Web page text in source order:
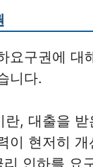
요구권에 대
니다.
란, 대출을 받
이 현저히 개
인하를 요